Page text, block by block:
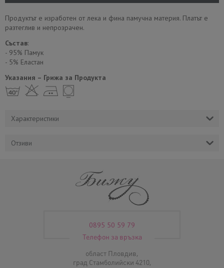
Продуктът е изработен от лека и фина памучна материя. Платът е
разтеглив и непрозрачен.
Състав:
- 95% Памук
- 5% Еластан
Указания – Грижа за Продукта
h H E Y
Характеристики
Отзиви
0895 50 59 79
Телефон за връзка
област Пловдив,
град Стамболийски 4210,